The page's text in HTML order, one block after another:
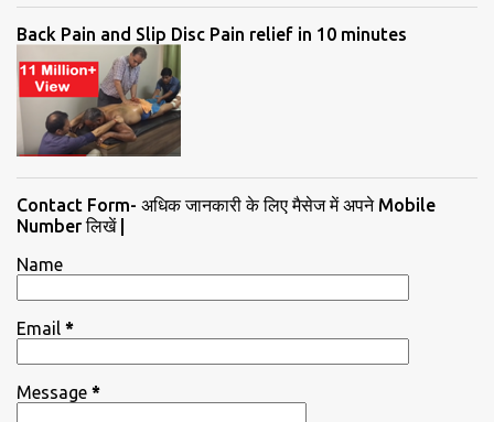
Back Pain and Slip Disc Pain relief in 10 minutes
Contact Form- अधिक जानकारी के लिए मैसेज में अपने Mobile
Number लिखें |
Name
Email *
Message *